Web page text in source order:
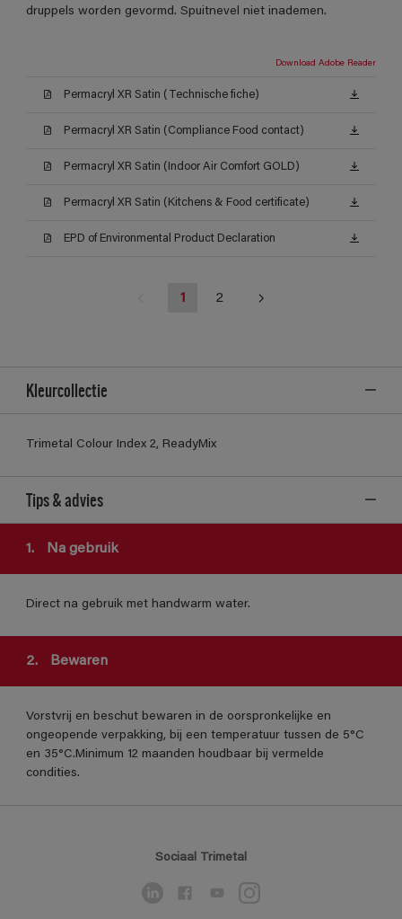
druppels worden gevormd. Spuitnevel niet inademen.
Download Adobe Reader
Permacryl XR Satin (Technische fiche)
Permacryl XR Satin (Compliance Food contact)
Permacryl XR Satin (Indoor Air Comfort GOLD)
Permacryl XR Satin (Kitchens & Food certificate)
EPD of Environmental Product Declaration
1 2
Kleurcollectie
Trimetal Colour Index 2, ReadyMix
Tips & advies
1. Na gebruik
Direct na gebruik met handwarm water.
2. Bewaren
Vorstvrij en beschut bewaren in de oorspronkelijke en
ongeopende verpakking, bij een temperatuur tussen de 5°C
en 35°C.Minimum 12 maanden houdbaar bij vermelde
condities.
Sociaal Trimetal